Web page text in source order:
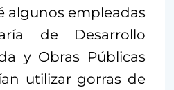
algunos empleadas
de Desarrollo
y Obras Públicas
utilizar gorras de